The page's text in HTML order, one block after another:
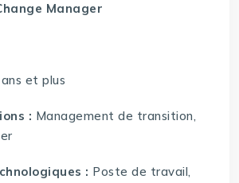
Manager
et plus
: Management de transition,
: Poste de travail,